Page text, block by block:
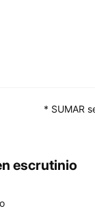
* SUMAR
escrutinio